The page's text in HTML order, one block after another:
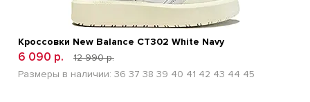
Кроссовки New Balance CT302 White Navy
6 090 р.
12 990 р.
Размеры в наличии: 36 37 38 39 40 41 42 43 44 45